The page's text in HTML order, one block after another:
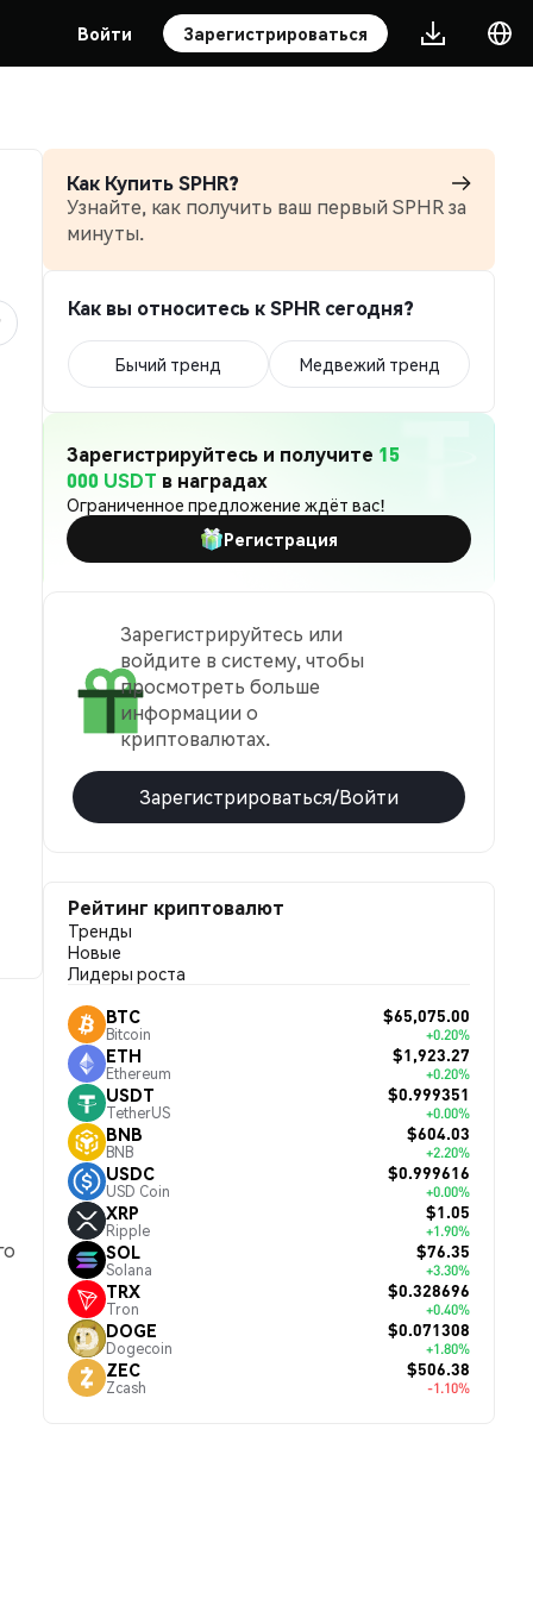
Войти Зарегистрироваться
Как Купить SPHR?
Узнайте, как получить ваш первый SPHR за
минуты.
Как вы относитесь к SPHR сегодня?
Бычий тренд Медвежий тренд
Зарегистрируйтесь и получите 15
000 USDT в наградах
Ограниченное предложение ждёт вас!
Регистрация
Зарегистрируйтесь или
войдите в систему, чтобы
просмотреть больше
информации о
криптовалютах.
Зарегистрироваться/Войти
Рейтинг криптовалют
Тренды
Новые
Лидеры роста
BTC
Bitcoin
$65,075.00
+0.20%
ETH
Ethereum
$1,923.27
+0.20%
USDT
TetherUS
$0.999351
+0.00%
BNB
BNB
$604.03
+2.20%
USDC
USD Coin
$0.999616
+0.00%
XRP
Ripple
$1.05
+1.90%
SOL
Solana
$76.35
+3.30%
TRX
Tron
$0.328696
+0.40%
DOGE
Dogecoin
$0.071308
+1.80%
ZEC
Zcash
$506.38
-1.10%